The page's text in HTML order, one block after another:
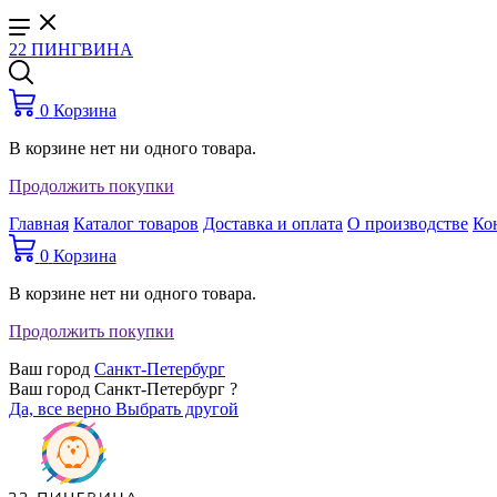
22 ПИНГВИНА
0 Корзина
В корзине нет ни одного товара.
Продолжить покупки
Главная Каталог товаров Доставка и оплата О производстве
0 Корзина
В корзине нет ни одного товара.
Продолжить покупки
Ваш город Санкт-Петербург
Ваш город Санкт-Петербург ?
Да, все верно Выбрать другой